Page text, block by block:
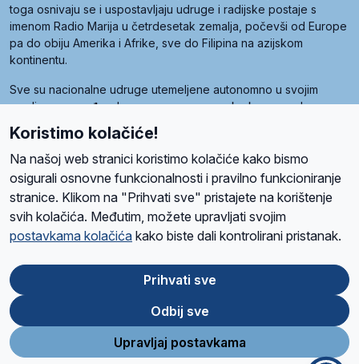
toga osnivaju se i uspostavljaju udruge i radijske postaje s
imenom Radio Marija u četrdesetak zemalja, počevši od Europe
pa do obiju Amerika i Afrike, sve do Filipina na azijskom
kontinentu.
Sve su nacionalne udruge utemeljene autonomno u svojim
zemljama, a međusobna su povezane preko krovne udruge
pod nazivom Svjetska obitelj Radio Marije (World Family of
Radio Maria). Svjetsku obitelj utemeljilo je sedam članica, među
kojima je i hrvatska Udruga Radio Marija.
O namaRadio ProgramVolonteriPrijateljiKontaktPravila privatnosti
Ova stranica je zaštićena Google reCAPTCHA sustavom
Store
Google
Play
Koristimo kolačiće!
Na našoj web stranici koristimo kolačiće kako bismo
osigurali osnovne funkcionalnosti i pravilno funkcioniranje
stranice. Klikom na "Prihvati sve" pristajete na korištenje
svih kolačića. Međutim, možete upravljati svojim
postavkama kolačića kako biste dali kontrolirani pristanak.
Prihvati sve
Odbij sve
Upravljaj postavkama